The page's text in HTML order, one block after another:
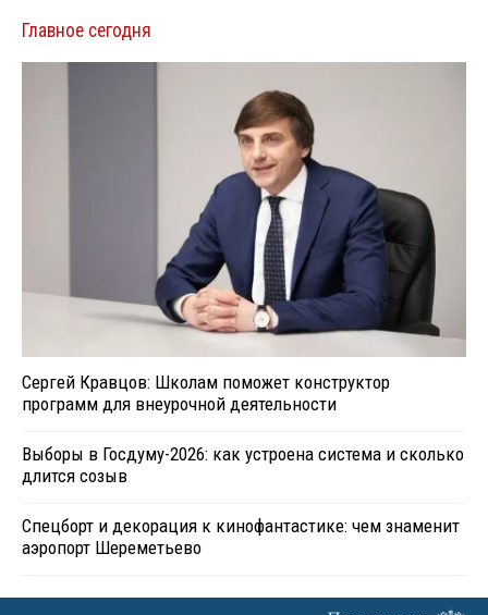
Главное сегодня
Сергей Кравцов: Школам поможет конструктор
программ для внеурочной деятельности
Выборы в Госдуму-2026: как устроена система и сколько
длится созыв
Спецборт и декорация к кинофантастике: чем знаменит
аэропорт Шереметьево